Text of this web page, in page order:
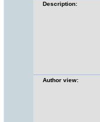
Description:
Author view: